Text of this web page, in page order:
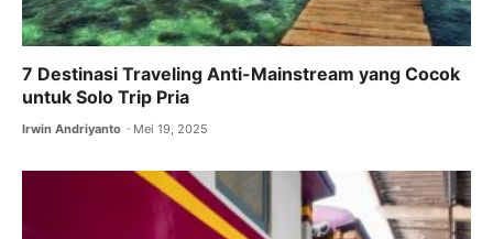
7 Destinasi Traveling Anti-Mainstream yang Cocok
untuk Solo Trip Pria
Irwin Andriyanto Mei 19, 2025